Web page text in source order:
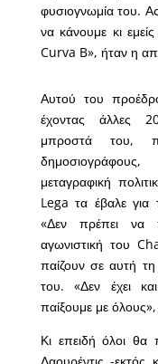
φυσιογνωμία του.
να κάνουμε κι
Curva B», ήταν η
Αυτού του
έχοντας άλλες
μπροστά του,
μεταγραφική
Lega τα έβαλε
«Δεν πρέπει να
αγωνιστική του
παίζουν σε αυτή
του. «Δεν έχει
παίξουμε με
Κι επειδή όλοι θα